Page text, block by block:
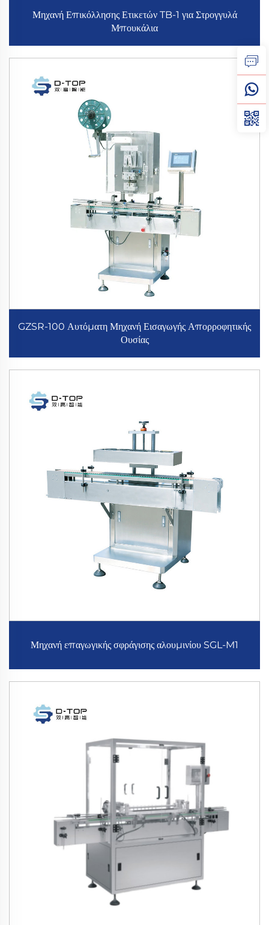
Μηχανή Επικόλλησης Ετικετών TB-1 για Στρογγυλά
Μπουκάλια
GZSR-100 Αυτόματη Μηχανή Εισαγωγής Απορροφητικής
Ουσίας
Μηχανή επαγωγικής σφράγισης αλουμινίου SGL-M1